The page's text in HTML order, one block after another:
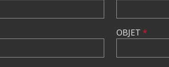
OBJET *